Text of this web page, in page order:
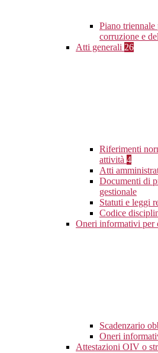
Piano triennale
corruzione e
Atti generali 26
Riferimenti
attività 4
Atti
Documenti di
gestionale
Statuti e leggi
Codice
Oneri informativi per
Scadenzario
Oneri
Attestazioni OIV o